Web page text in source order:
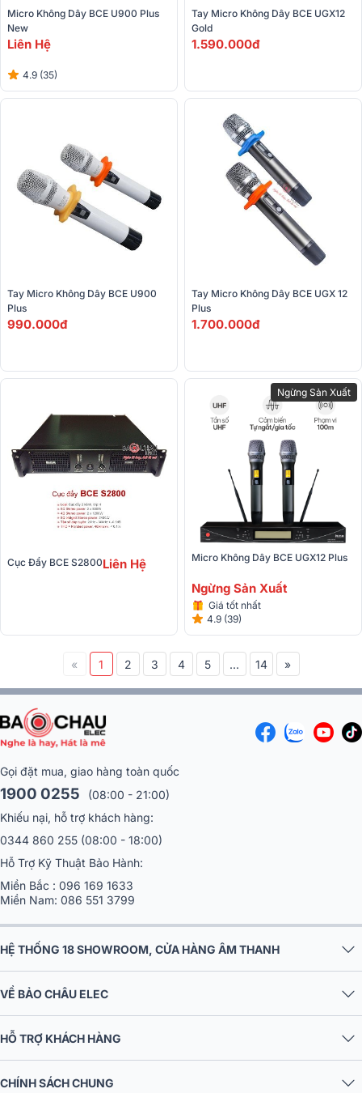
Micro Không Dây BCE U900 Plus
New
Liên Hệ
4.9 (35)
Tay Micro Không Dây BCE UGX12
Gold
1.590.000đ
Tay Micro Không Dây BCE U900
Plus
990.000đ
Tay Micro Không Dây BCE UGX 12
Plus
1.700.000đ
Cục Đẩy BCE S2800Liên Hệ
Ngừng Sản Xuất
Micro Không Dây BCE UGX12 Plus
Ngừng Sản Xuất
Giá tốt nhất
4.9 (39)
« 1 2 3 4 5 ... 14 »
Gọi đặt mua, giao hàng toàn quốc
1900 0255
(08:00 - 21:00)
Khiếu nại, hỗ trợ khách hàng:
0344 860 255 (08:00 - 18:00)
Hỗ Trợ Kỹ Thuật Bảo Hành:
Miền Bắc : 096 169 1633
Miền Nam: 086 551 3799
HỆ THỐNG 18 SHOWROOM, CỬA HÀNG ÂM THANH
VỀ BẢO CHÂU ELEC
HỖ TRỢ KHÁCH HÀNG
CHÍNH SÁCH CHUNG